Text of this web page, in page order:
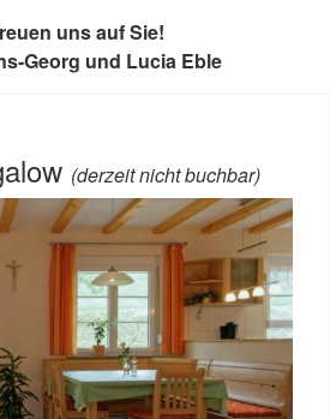
uns auf Sie!
Georg und Lucia Eble
(derzeit nicht buchbar)